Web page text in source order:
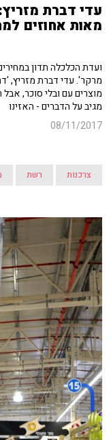
עדי דברת
מאות אחוזים
ועדת הכלכלה תדון
מרקר'. עדי דברת מזריץ,
מוצרים עם ובלי סוכר,
מגיב על הדברים - האזינו
08/11/2017
צרכנות רשת